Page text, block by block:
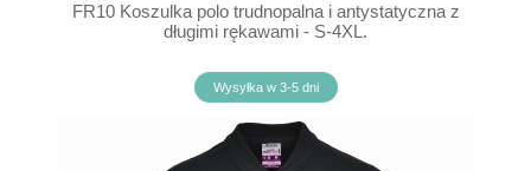
FR10 Koszulka polo trudnopalna i antystatyczna z
długimi rękawami - S-4XL.
Wysyłka w 3-5 dni